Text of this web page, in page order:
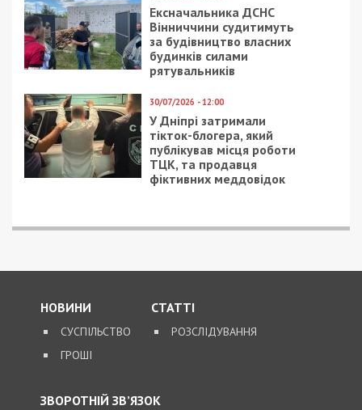
Ексначальника ДСНС
Вінниччини судитимуть
за будівництво власних
будинків силами
рятувальників
30/07/2026 - 12:00
У Дніпрі затримали
тікток-блогера, який
публікував місця роботи
ТЦК, та продавця
фіктивних меддовідок
НОВИНИ
СУСПІЛЬСТВО
ГРОШІ
СТАТТІ
РОЗСЛІДУВАННЯ
ЗВОРОТНІЙ ЗВ’ЯЗОК